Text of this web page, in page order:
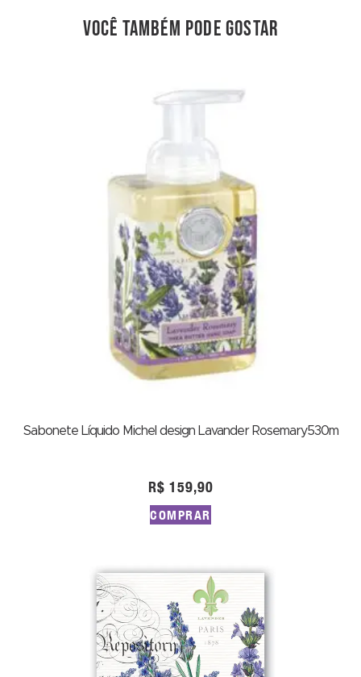
você também pode gostar
Sabonete Líquido Michel design Lavander Rosemary530m
R$ 159,90
COMPRAR